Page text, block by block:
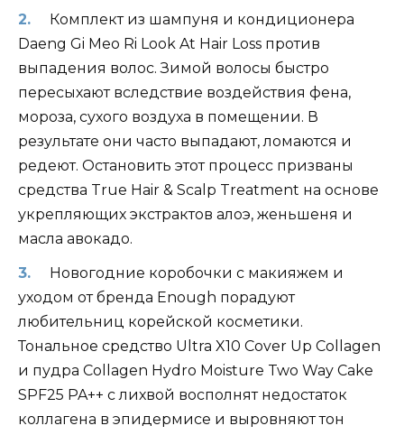
Комплект из шампуня и кондиционера
Daeng Gi Meo Ri Look At Hair Loss против
выпадения волос. Зимой волосы быстро
пересыхают вследствие воздействия фена,
мороза, сухого воздуха в помещении. В
результате они часто выпадают, ломаются и
редеют. Остановить этот процесс призваны
средства True Hair & Scalp Treatment на основе
укрепляющих экстрактов алоэ, женьшеня и
масла авокадо.
Новогодние коробочки с макияжем и
уходом от бренда Enough порадуют
любительниц корейской косметики.
Тональное средство Ultra X10 Cover Up Collagen
и пудра Collagen Hydro Moisture Two Way Cake
SPF25 PA++ с лихвой восполнят недостаток
коллагена в эпидермисе и выровняют тон